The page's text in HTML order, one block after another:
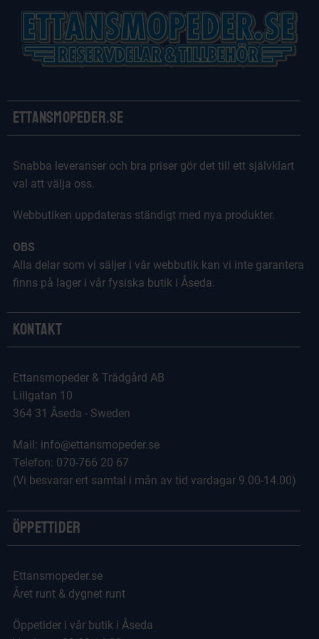
Ettansmopeder.se
Snabba leveranser och bra priser gör det till ett självklart
val att välja oss.
Webbutiken uppdateras ständigt med nya produkter.
OBS
Alla delar som vi säljer i vår webbutik kan vi inte garantera
finns på lager i vår fysiska butik i Åseda.
Kontakt
Ettansmopeder & Trädgård AB
Lillgatan 10
364 31 Åseda - Sweden
Mail: info@ettansmopeder.se
Telefon: 070-766 20 67
(Vi besvarar ert samtal i mån av tid vardagar 9.00-14.00)
Öppettider
Ettansmopeder.se
Året runt & dygnet runt
Öppetider i vår butik i Åseda